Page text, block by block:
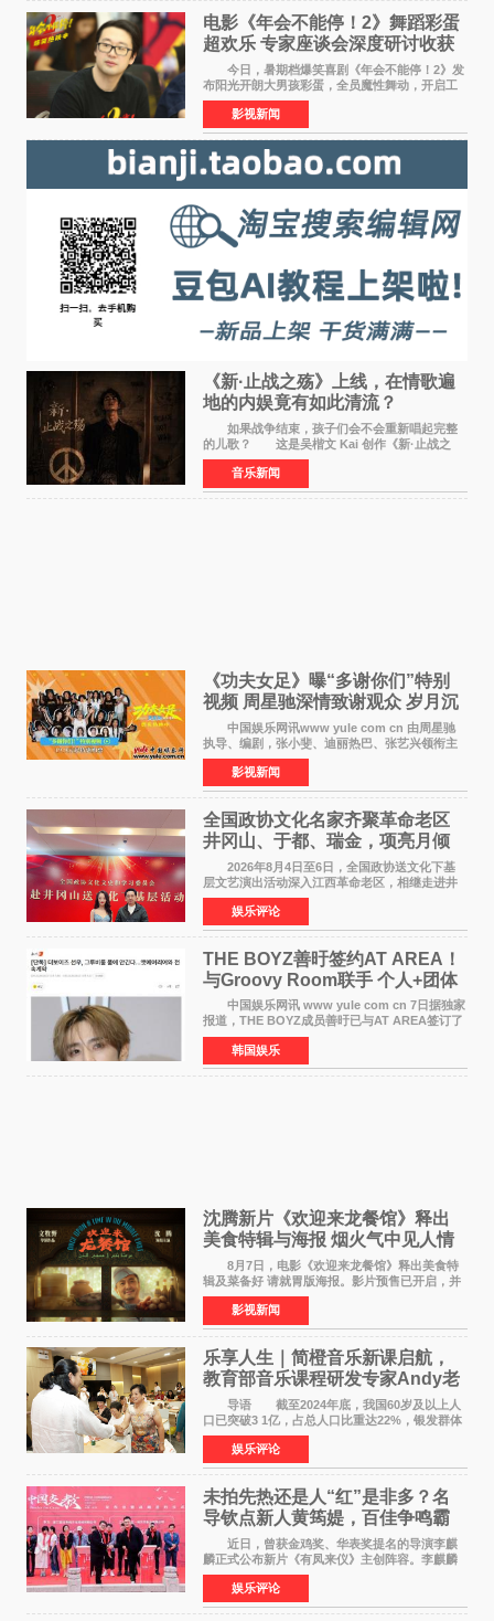
电影《年会不能停！2》舞蹈彩蛋
超欢乐 专家座谈会深度研讨收获
满满
今日，暑期档爆笑喜剧《年会不能停！2》发
布阳光开朗大男孩彩蛋，全员魔性舞动，开启工
位狂欢模式。影片于昨日同步举办专家座谈会，
导演董润年、总制片人应萝佳出席现场，与一众
业内、学界专家
影视新闻
《新·止战之殇》上线，在情歌遍
地的内娱竟有如此清流？
如果战争结束，孩子们会不会重新唱起完整
的儿歌？ 这是吴楷文 Kai 创作《新·止战之
殇》时最初的想法。 从伊朗相关冲突引发的
地区局势，到世界各地仍在发生的动荡与不安，
战争从来不只
音乐新闻
《功夫女足》曝“多谢你们”特别
视频 周星驰深情致谢观众 岁月沉
淀不灭初心
中国娱乐网讯www yule com cn 由周星驰
执导、编剧，张小斐、迪丽热巴、张艺兴领衔主
演，刘嘉玲、佐藤健特别出演，艾米、雪野、蔡
思贝、胡予安、倪好特别介绍的喜剧电影《功夫
女足》释出多谢你
影视新闻
全国政协文化名家齐聚革命老区
井冈山、于都、瑞金，项亮月倾
情献唱《桃花谣》致敬红色沃土
2026年8月4日至6日，全国政协送文化下基
层文艺演出活动深入江西革命老区，相继走进井
冈山、于都长征出发地、瑞金三地。由全国政协
文化文史和学习委员会副主任、甘肃省政协原主
席欧阳坚率团，一
娱乐评论
THE BOYZ善旴签约AT AREA！
与Groovy Room联手 个人+团体
活动并行
中国娱乐网讯 www yule com cn 7日据独家
报道，THE BOYZ成员善旴已与AT AREA签订了
专属合约。AT AREA是由知名制作人组合
Groovy Room创立的hip-hop厂牌，旗下拥有多
位实力派音乐人，在韩
韩国娱乐
沈腾新片《欢迎来龙餐馆》释出
美食特辑与海报 烟火气中见人情
温暖
8月7日，电影《欢迎来龙餐馆》释出美食特
辑及菜备好 请就胃版海报。影片预售已开启，并
将于8月8日至10日14:00-21:00举行全国超前点
映。电影《欢迎来龙餐馆》作为战争美食喜剧大
片，讲述了中国
影视新闻
乐享人生｜简橙音乐新课启航，
教育部音乐课程研发专家Andy老
师重磅入驻领航银龄琴声
导语 截至2024年底，我国60岁及以上人
口已突破3 1亿，占总人口比重达22%，银发群体
的精神文化需求日益凸显。2024年1月，国务院办
公厅印发《关于发展银发经济增进老年人福祉的
意见》——这是
娱乐评论
未拍先热还是人“红”是非多？名
导钦点新人黄筠媞，百佳争鸣霸
气回应
近日，曾获金鸡奖、华表奖提名的导演李麒
麟正式公布新片《有凤来仪》主创阵容。李麒麟
早年凭电影《华容道》获得金鸡奖、华表奖提
名，此后长期参与国内外电影制作，其担任制片
人参与的作品亦曾
娱乐评论